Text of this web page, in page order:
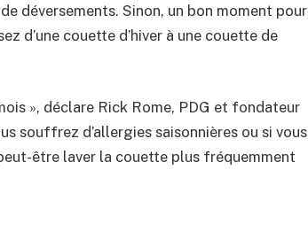
déversements. Sinon, un bon moment pour
d’une couette d’hiver à une couette de
», déclare Rick Rome, PDG et fondateur
souffrez d’allergies saisonnières ou si vous
être laver la couette plus fréquemment